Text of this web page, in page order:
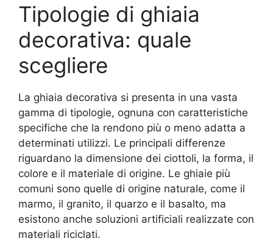
Tipologie di ghiaia
decorativa: quale
scegliere
La ghiaia decorativa si presenta in una vasta
gamma di tipologie, ognuna con caratteristiche
specifiche che la rendono più o meno adatta a
determinati utilizzi. Le principali differenze
riguardano la dimensione dei ciottoli, la forma, il
colore e il materiale di origine. Le ghiaie più
comuni sono quelle di origine naturale, come il
marmo, il granito, il quarzo e il basalto, ma
esistono anche soluzioni artificiali realizzate con
materiali riciclati.